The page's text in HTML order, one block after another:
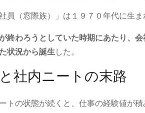
員（窓際族）」は１９７０年代に生ま
終わろうとしていた時期にあたり、
状況から誕生した。
社内ニートの末路
トの状態が続くと、仕事の経験値が